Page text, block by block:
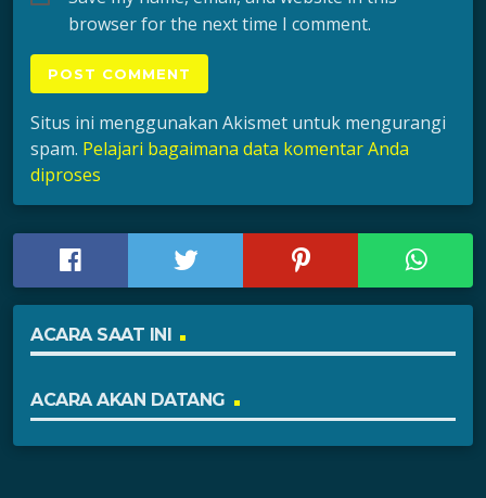
browser for the next time I comment.
Situs ini menggunakan Akismet untuk mengurangi
spam. Pelajari bagaimana data komentar Anda
diproses
ACARA SAAT INI
ACARA AKAN DATANG